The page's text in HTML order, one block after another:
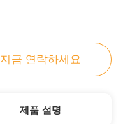
지금 연락하세요
제품 설명